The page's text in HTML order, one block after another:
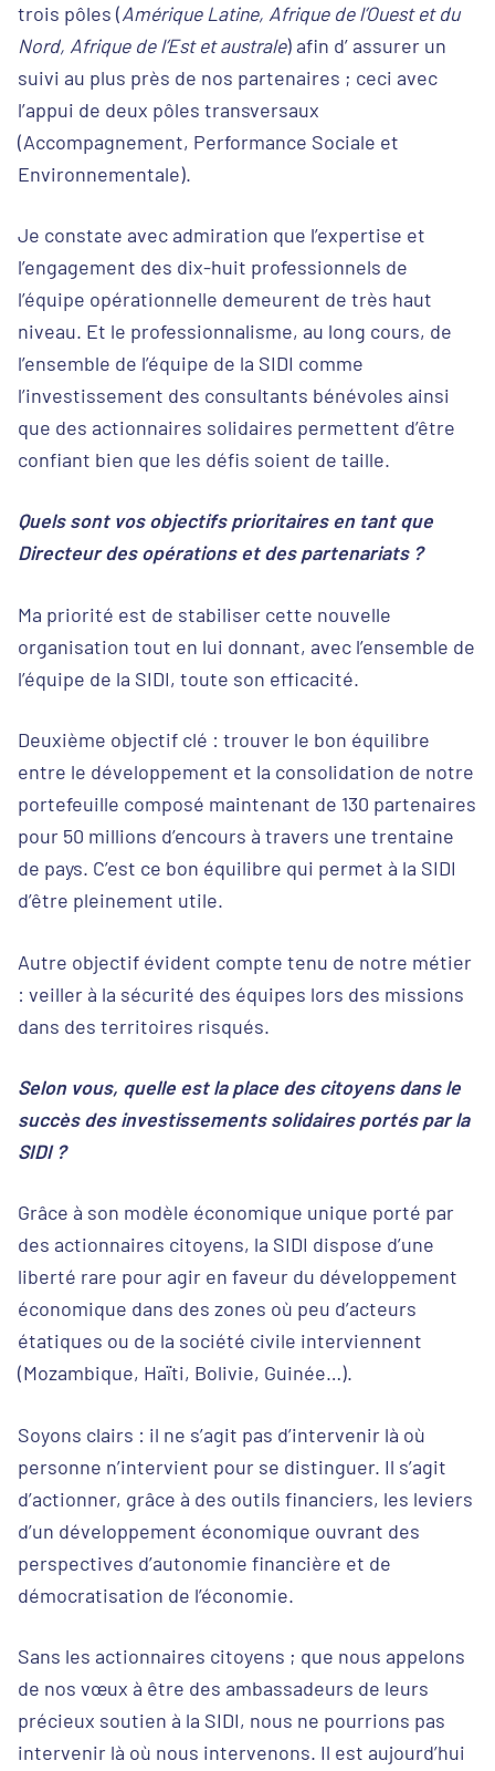
trois pôles (Amérique Latine, Afrique de l’Ouest et du
Nord, Afrique de l’Est et australe) afin d’ assurer un
suivi au plus près de nos partenaires ; ceci avec
l’appui de deux pôles transversaux
(Accompagnement, Performance Sociale et
Environnementale).
Je constate avec admiration que l’expertise et
l’engagement des dix-huit professionnels de
l’équipe opérationnelle demeurent de très haut
niveau. Et le professionnalisme, au long cours, de
l’ensemble de l’équipe de la SIDI comme
l’investissement des consultants bénévoles ainsi
que des actionnaires solidaires permettent d’être
confiant bien que les défis soient de taille.
Quels sont vos objectifs prioritaires en tant que
Directeur des opérations et des partenariats ?
Ma priorité est de stabiliser cette nouvelle
organisation tout en lui donnant, avec l’ensemble de
l’équipe de la SIDI, toute son efficacité.
Deuxième objectif clé : trouver le bon équilibre
entre le développement et la consolidation de notre
portefeuille composé maintenant de 130 partenaires
pour 50 millions d’encours à travers une trentaine
de pays. C’est ce bon équilibre qui permet à la SIDI
d’être pleinement utile.
Autre objectif évident compte tenu de notre métier
: veiller à la sécurité des équipes lors des missions
dans des territoires risqués.
Selon vous, quelle est la place des citoyens dans le
succès des investissements solidaires portés par la
SIDI ?
Grâce à son modèle économique unique porté par
des actionnaires citoyens, la SIDI dispose d’une
liberté rare pour agir en faveur du développement
économique dans des zones où peu d’acteurs
étatiques ou de la société civile interviennent
(Mozambique, Haïti, Bolivie, Guinée…).
Soyons clairs : il ne s’agit pas d’intervenir là où
personne n’intervient pour se distinguer. Il s’agit
d’actionner, grâce à des outils financiers, les leviers
d’un développement économique ouvrant des
perspectives d’autonomie financière et de
démocratisation de l’économie.
Sans les actionnaires citoyens ; que nous appelons
de nos vœux à être des ambassadeurs de leurs
précieux soutien à la SIDI, nous ne pourrions pas
intervenir là où nous intervenons. Il est aujourd’hui